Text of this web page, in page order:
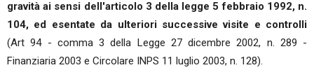
gravità ai sensi dell'articolo 3 della legge 5 febbraio 1992, n.
104, ed esentate da ulteriori successive visite e controlli
(Art 94 - comma 3 della Legge 27 dicembre 2002, n. 289 -
Finanziaria 2003 e Circolare INPS 11 luglio 2003, n. 128).